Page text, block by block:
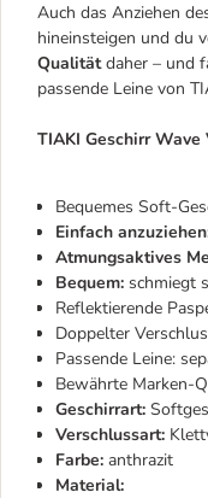
Auch das Anziehen
hineinsteigen und du
Qualitätdaher – und
passende Leine von
TIAKI Geschirr
Bequemes Soft-
Einfach
Atmungsaktives
Bequem: schmiegt
Reflektierende
Doppelter
Passende Leine:
Bewährte Marken-
Geschirrart:
Verschlussart:
Farbe: anthrazit
Material: